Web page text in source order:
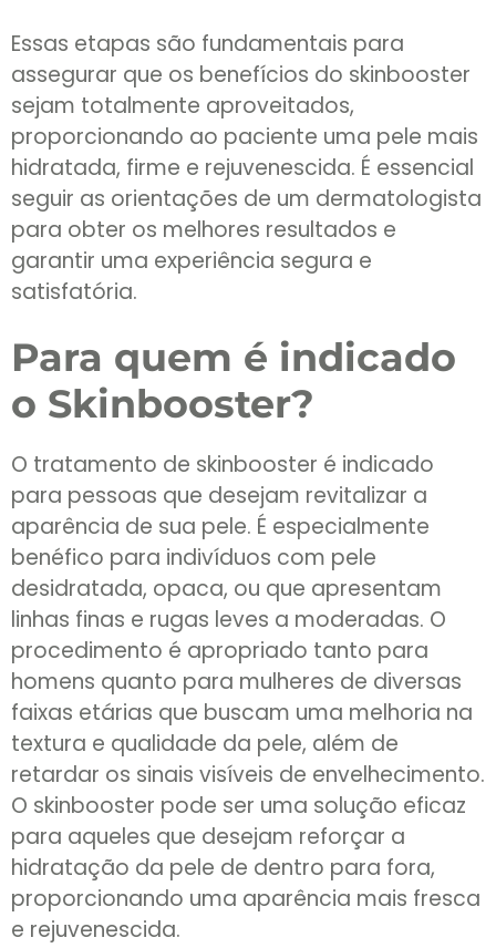
Essas etapas são fundamentais para
assegurar que os benefícios do skinbooster
sejam totalmente aproveitados,
proporcionando ao paciente uma pele mais
hidratada, firme e rejuvenescida. É essencial
seguir as orientações de um dermatologista
para obter os melhores resultados e
garantir uma experiência segura e
satisfatória.
Para quem é indicado
o Skinbooster?
O tratamento de skinbooster é indicado
para pessoas que desejam revitalizar a
aparência de sua pele. É especialmente
benéfico para indivíduos com pele
desidratada, opaca, ou que apresentam
linhas finas e rugas leves a moderadas. O
procedimento é apropriado tanto para
homens quanto para mulheres de diversas
faixas etárias que buscam uma melhoria na
textura e qualidade da pele, além de
retardar os sinais visíveis de envelhecimento.
O skinbooster pode ser uma solução eficaz
para aqueles que desejam reforçar a
hidratação da pele de dentro para fora,
proporcionando uma aparência mais fresca
e rejuvenescida.